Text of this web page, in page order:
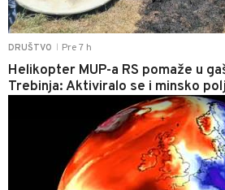
DRUŠTVO Pre 7 h
Helikopter MUP-a RS pomaže u
Trebinja: Aktiviralo se i minsko